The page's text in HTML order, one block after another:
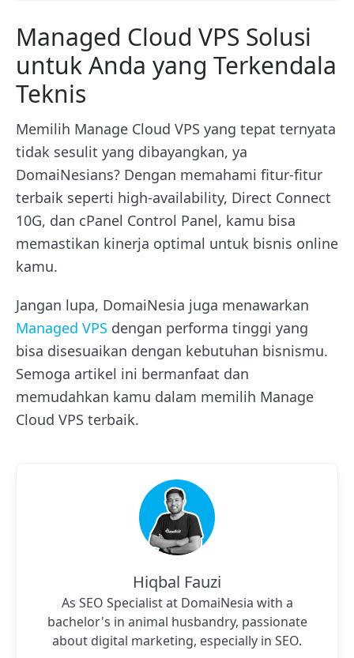
Managed Cloud VPS Solusi
untuk Anda yang Terkendala
Teknis
Memilih Manage Cloud VPS yang tepat ternyata
tidak sesulit yang dibayangkan, ya
DomaiNesians? Dengan memahami fitur-fitur
terbaik seperti high-availability, Direct Connect
10G, dan cPanel Control Panel, kamu bisa
memastikan kinerja optimal untuk bisnis online
kamu.
Jangan lupa, DomaiNesia juga menawarkan
Managed VPS dengan performa tinggi yang
bisa disesuaikan dengan kebutuhan bisnismu.
Semoga artikel ini bermanfaat dan
memudahkan kamu dalam memilih Manage
Cloud VPS terbaik.
Hiqbal Fauzi
As SEO Specialist at DomaiNesia with a
bachelor's in animal husbandry, passionate
about digital marketing, especially in SEO.